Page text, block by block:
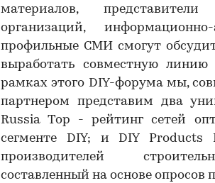
материалов,
организаций,
профильные СМИ смогут
выработать совместную
рамках этого DIY-форума мы,
партнером представим два
Russia Top - рейтинг сетей
сегменте DIY; и DIY
производителей
составленный на основе опросов